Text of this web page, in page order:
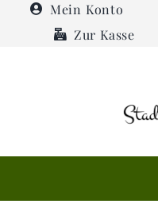
Mein Konto
Zur Kasse